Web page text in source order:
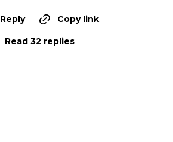
Reply Copy link
Read 32 replies